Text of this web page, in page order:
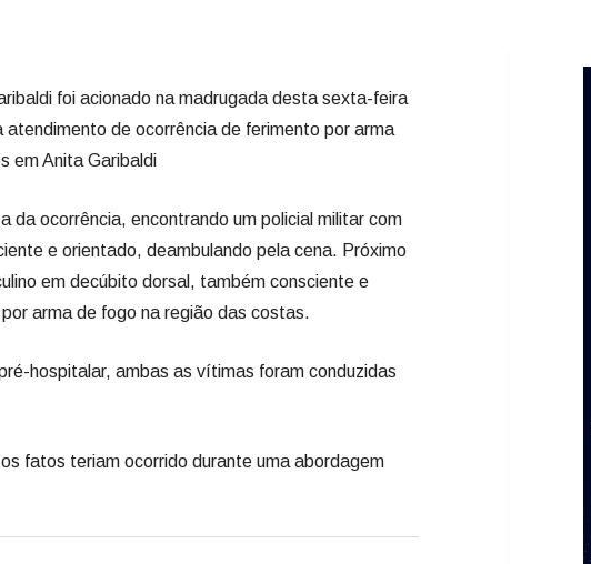
foi acionado na madrugada desta sexta-feira
de ocorrência de ferimento por arma
em Anita Garibaldi
da ocorrência, encontrando um policial militar com
e orientado, deambulando pela cena. Próximo
em decúbito dorsal, também consciente e
arma de fogo na região das costas.
hospitalar, ambas as vítimas foram conduzidas
fatos teriam ocorrido durante uma abordagem